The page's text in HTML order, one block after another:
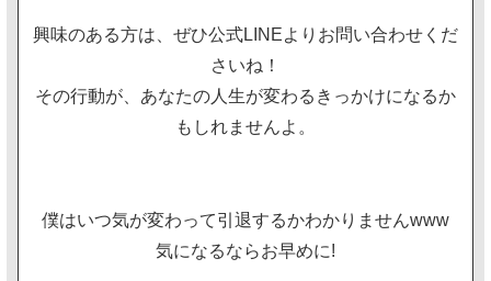
興味のある方は、ぜひ公式LINEよりお問い合わせくだ
さいね！
その行動が、あなたの人生が変わるきっかけになるか
もしれませんよ。
僕はいつ気が変わって引退するかわかりませんwww
気になるならお早めに!